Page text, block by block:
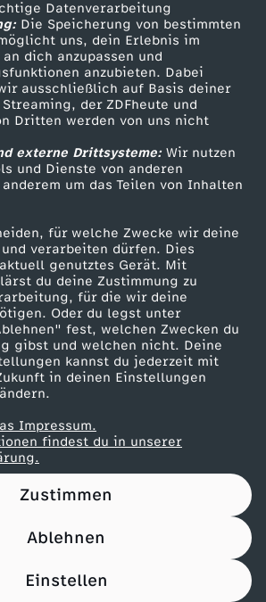
Datenverarbeitung
Die Speicherung von bestimmten
uns, dein Erlebnis im
dich anzupassen und
anzubieten. Dabei
ausschließlich auf Basis deiner
Streaming, der ZDFheute und
Dritten werden von uns nicht
externe Drittsysteme:Wir nutzen
und Dienste von anderen
um das Teilen von Inhalten
für welche Zwecke wir deine
verarbeiten dürfen. Dies
genutztes Gerät. Mit
du deine Zustimmung zu
für die wir deine
Oder du legst unter
fest, welchen Zwecken du
gibst und welchen nicht. Deine
kannst du jederzeit mit
in deinen Einstellungen
Impressum.
findest du in unserer
Zustimmen
Ablehnen
Einstellen
Knäckebrot
von Alessandro Metafune
Rote Bete
mit Thymian-Crostini
Wedges
mit Orangensoße